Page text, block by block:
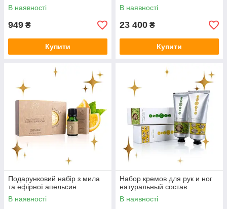
В наявності
949 ₴
Купити
В наявності
23 400 ₴
Купити
Подарунковий набір з мила
та ефірної апельсин
В наявності
Набор кремов для рук и ног
натуральный состав
В наявності